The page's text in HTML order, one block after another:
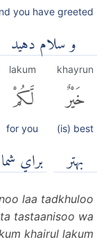
you have greeted
و سلام دهید
khayrun
خَيْرٌ
(is) best
بهتر
lakum
لَّكُمْ
for you
براي شما
laa tadkhuloo
tastaanisoo wa
khairul lakum